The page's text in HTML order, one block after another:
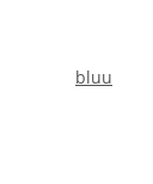
bluu